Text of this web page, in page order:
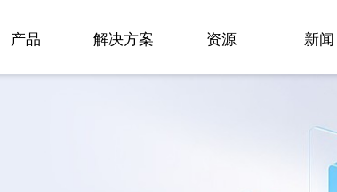
产品 解决方案 资源 新闻